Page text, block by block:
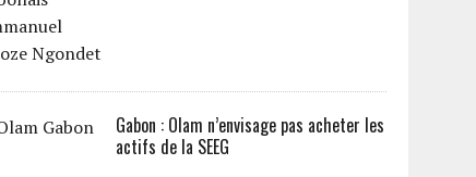
Gabon : Olam n’envisage pas acheter les
actifs de la SEEG